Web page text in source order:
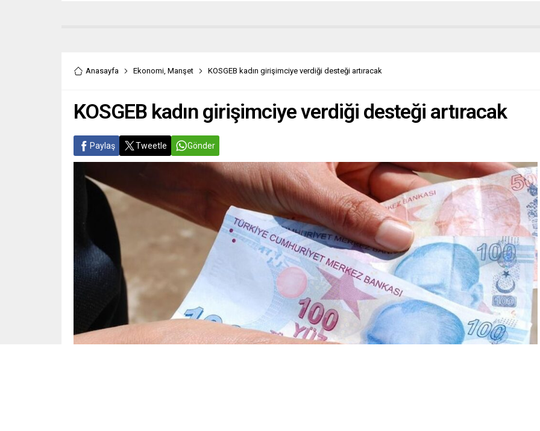
Anasayfa Ekonomi, Manşet KOSGEB kadın girişimciye verdiği desteği artıracak
KOSGEB kadın girişimciye verdiği desteği artıracak
Paylaş Tweetle Gönder